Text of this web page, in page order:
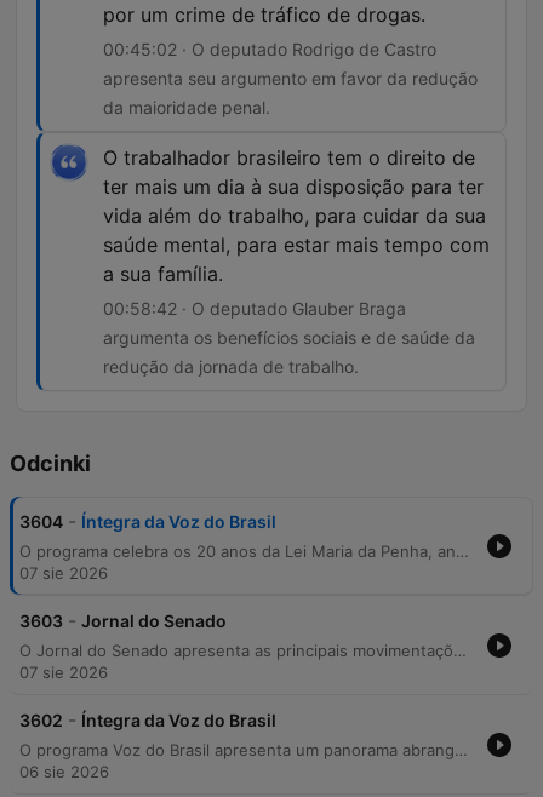
por um crime de tráfico de drogas.
00:45:02 · O deputado Rodrigo de Castro
apresenta seu argumento em favor da redução
da maioridade penal.
O trabalhador brasileiro tem o direito de
ter mais um dia à sua disposição para ter
vida além do trabalho, para cuidar da sua
saúde mental, para estar mais tempo com
a sua família.
00:58:42 · O deputado Glauber Braga
argumenta os benefícios sociais e de saúde da
redução da jornada de trabalho.
Odcinki
3604 - Íntegra da Voz do Brasil
O programa celebra os 20 anos da Lei Maria da Penha, analisando seu impacto histórico na proteção das mulheres e a redução dos índices de feminicídio. O episódio também traz atualizações sobre a redução do desmatamento na Amazônia e no Cerrado, além de notícias sobre campanhas de vacinação e oportunidades de qualificação profissional para o público feminino. A cobertura abrange ainda o cenário legislativo brasileiro, com discussões sobre investigações da ANAC, projetos de lei relativos à maioridade penal, adoção e direitos do consumidor frente à inteligência artificial. O programa encerra abordando temas de infraestrutura, como a BR-319, e debates sobre a redução da jornada de trabalho.
07 sie 2026
3603 - Jornal do Senado
O Jornal do Senado apresenta as principais movimentações legislativas e decisões do Poder Executivo. Os destaques incluem a votação de regras para agilizar indenizações por danos morais a vítimas de crimes, com foco na desburocratização de processos em casos de violência doméstica, e a sanção da lei que estende o prazo para renegociação de dívidas de hospitais filantrópicos via FGTS até 2030. A edição aborda ainda o avanço de um projeto para novas categorias de busca por pessoas desaparecidas no Brasil e as investigações da Polícia Federal sobre a queda do avião da Voepaz. Por fim, celebra os 20 anos da Lei Maria da Penha, ressaltando sua importância histórica na proteção das mulheres.
07 sie 2026
3602 - Íntegra da Voz do Brasil
O programa Voz do Brasil apresenta um panorama abrangente das atualizações governamentais, legislativas e judiciárias no país. O episódio aborda desde medidas de combate à violência sexual infantil digital e a prorrogação de recursos do FGTS para hospitais filantrópicos até discussões sobre o novo CNPJ alfanumérico e o superávit da balança comercial. A pauta legislativa destaca projetos no Senado e na Câmara, incluindo direitos de pessoas com deficiência no trabalho remoto, segurança para agentes de saúde indígena e novas regulamentações criminais. Também são discutidos temas como a preservação ambiental via Edital Recatingar, o impacto do turismo de pesca esportiva e propostas para endurecer punições contra crimes hediondos e reincidentes.
06 sie 2026